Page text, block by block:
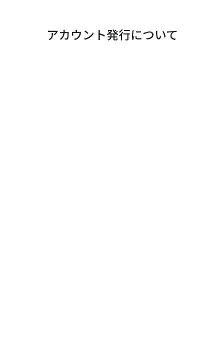
アカウント発行について